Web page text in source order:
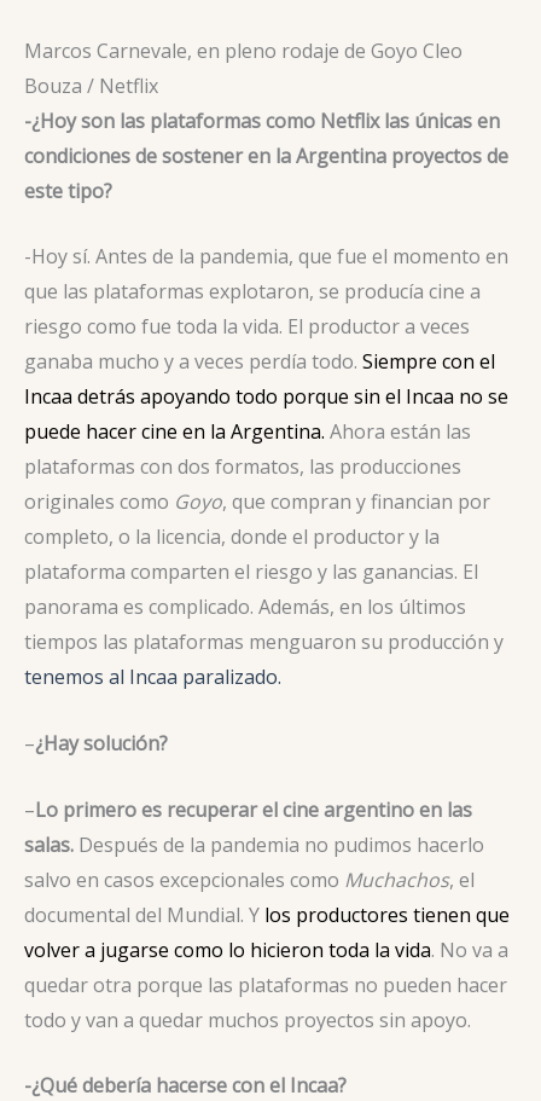
Marcos Carnevale, en pleno rodaje de Goyo Cleo
Bouza / Netflix
-¿Hoy son las plataformas como Netflix las únicas en
condiciones de sostener en la Argentina proyectos de
este tipo?
-Hoy sí. Antes de la pandemia, que fue el momento en
que las plataformas explotaron, se producía cine a
riesgo como fue toda la vida. El productor a veces
ganaba mucho y a veces perdía todo. Siempre con el
Incaa detrás apoyando todo porque sin el Incaa no se
puede hacer cine en la Argentina. Ahora están las
plataformas con dos formatos, las producciones
originales como Goyo, que compran y financian por
completo, o la licencia, donde el productor y la
plataforma comparten el riesgo y las ganancias. El
panorama es complicado. Además, en los últimos
tiempos las plataformas menguaron su producción y
tenemos al Incaa paralizado.
–¿Hay solución?
–Lo primero es recuperar el cine argentino en las
salas. Después de la pandemia no pudimos hacerlo
salvo en casos excepcionales como Muchachos, el
documental del Mundial. Y los productores tienen que
volver a jugarse como lo hicieron toda la vida. No va a
quedar otra porque las plataformas no pueden hacer
todo y van a quedar muchos proyectos sin apoyo.
-¿Qué debería hacerse con el Incaa?